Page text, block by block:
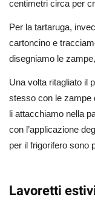
centimetri circa per
Per la tartaruga,
cartoncino e
disegniamo le
Una volta ritagliato il
stesso con le zampe
li attacchiamo nella
con l’applicazione
per il frigorifero sono
Lavoretti